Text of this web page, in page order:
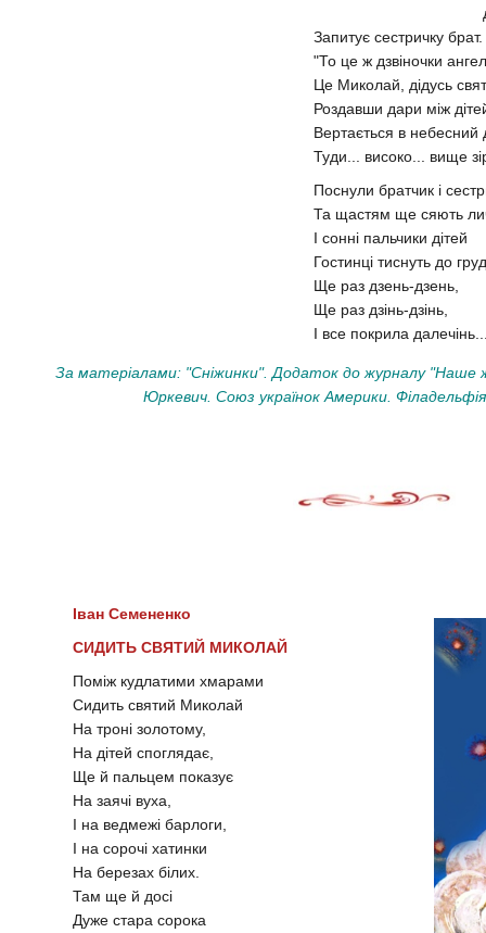
Запитує сестричку брат.
"То це ж дзвіночки
Це Миколай, дідусь
Роздавши дари між
Вертається в небесний
Туди... високо... вище
Поснули братчик і
Та щастям ще сяють
І сонні пальчики дітей
Гостинці тиснуть до
Ще раз дзень-дзень,
Ще раз дзінь-дзінь,
І все покрила
За матеріалами: "Сніжинки". Додаток до журналу "Наше
Юркевич. Союз українок Америки.
Іван Семененко
СИДИТЬ СВЯТИЙ МИКОЛАЙ
Поміж кудлатими хмарами
Сидить святий Миколай
На троні золотому,
На дітей споглядає,
Ще й пальцем показує
На заячі вуха,
І на ведмежі барлоги,
І на сорочі хатинки
На березах білих.
Там ще й досі
Дуже стара сорока